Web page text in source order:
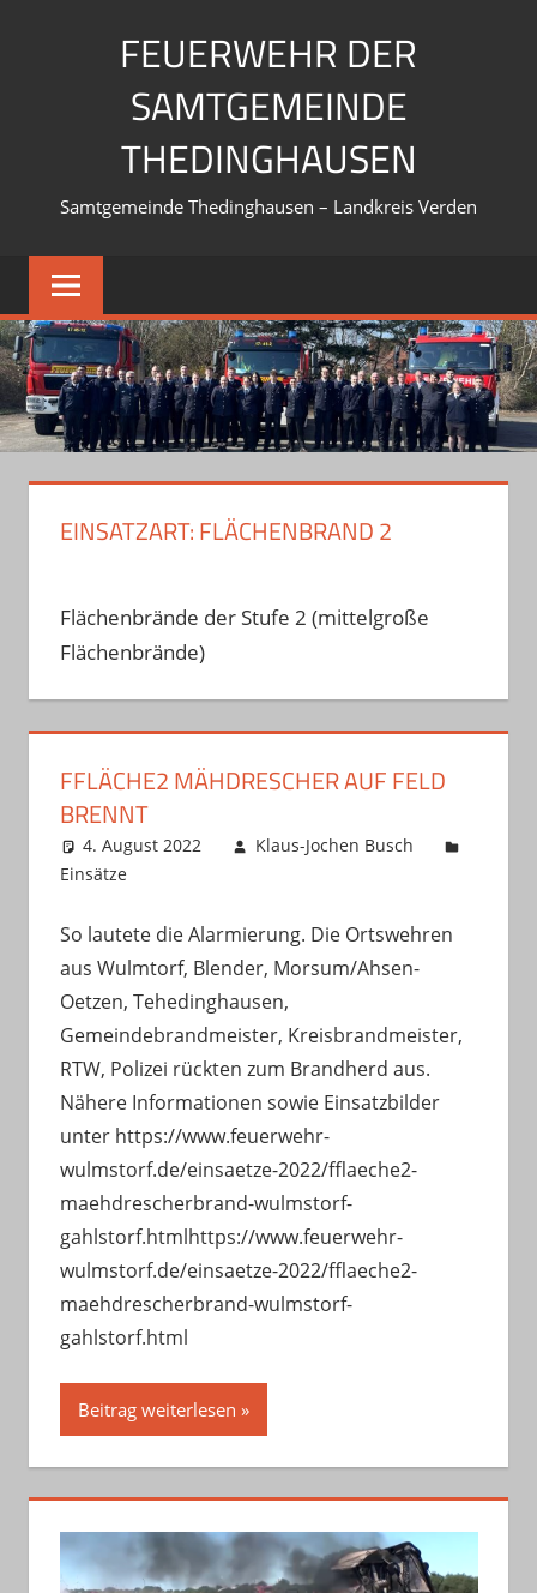
FEUERWEHR DER
SAMTGEMEINDE
THEDINGHAUSEN
Samtgemeinde Thedinghausen – Landkreis Verden
EINSATZART:FLÄCHENBRAND 2
Flächenbrände der Stufe 2 (mittelgroße
Flächenbrände)
FFLÄCHE2 MÄHDRESCHER AUF FELD
BRENNT
4. August 2022
Klaus-Jochen Busch
Einsätze
So lautete die Alarmierung. Die Ortswehren
aus Wulmtorf, Blender, Morsum/Ahsen-
Oetzen, Tehedinghausen,
Gemeindebrandmeister, Kreisbrandmeister,
RTW, Polizei rückten zum Brandherd aus.
Nähere Informationen sowie Einsatzbilder
unter https://www.feuerwehr-
wulmstorf.de/einsaetze-2022/fflaeche2-
maehdrescherbrand-wulmstorf-
gahlstorf.htmlhttps://www.feuerwehr-
wulmstorf.de/einsaetze-2022/fflaeche2-
maehdrescherbrand-wulmstorf-
gahlstorf.html
Beitrag weiterlesen